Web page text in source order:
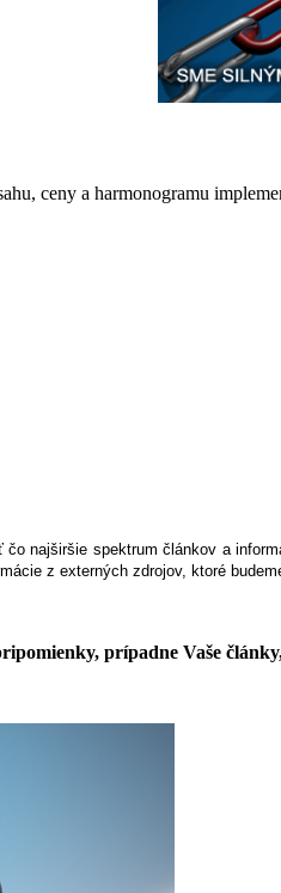
ceny a harmonogramu
čo najširšie spektrum článkov a
z externých zdrojov, ktoré
prípadne Vaše